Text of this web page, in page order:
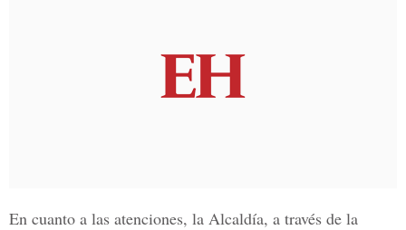
En cuanto a las atenciones, la Alcaldía, a través de la